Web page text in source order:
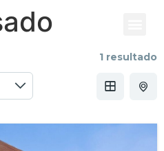
1 resultado